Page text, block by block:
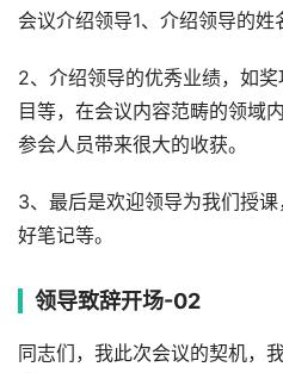
会议介绍领导1、介绍领导的姓
2、介绍领导的优秀业绩，如
目等，在会议内容范畴的领域
参会人员带来很大的收获。
3、最后是欢迎领导为我们授
好笔记等。
领导致辞开场-02
同志们，我此次会议的契机，